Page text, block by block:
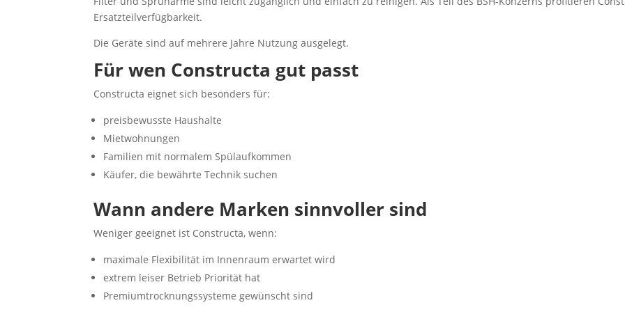
Ersatzteilverfügbarkeit.
Die Geräte sind auf mehrere Jahre Nutzung ausgelegt.
Für wen Constructa gut passt
Constructa eignet sich besonders für:
preisbewusste Haushalte
Mietwohnungen
Familien mit normalem Spülaufkommen
Käufer, die bewährte Technik suchen
Wann andere Marken sinnvoller sind
Weniger geeignet ist Constructa, wenn:
maximale Flexibilität im Innenraum erwartet wird
extrem leiser Betrieb Priorität hat
Premiumtrocknungssysteme gewünscht sind